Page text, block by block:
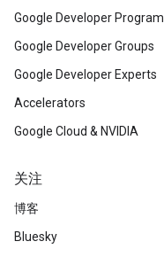
Google Developer Program
Google Developer Groups
Google Developer Experts
Accelerators
Google Cloud & NVIDIA
关注
博客
Bluesky